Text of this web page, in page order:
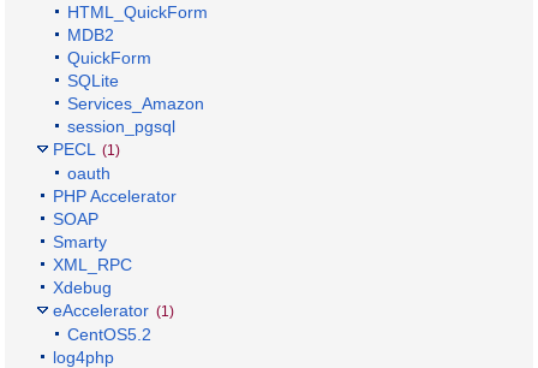
HTML_QuickForm
MDB2
QuickForm
SQLite
Services_Amazon
session_pgsql
PECL
(1)
oauth
PHP Accelerator
SOAP
Smarty
XML_RPC
Xdebug
eAccelerator (1)
CentOS5.2
log4php